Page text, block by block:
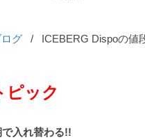
グ / ICEBERG Dispoの値
ピック
入れ替わる!!